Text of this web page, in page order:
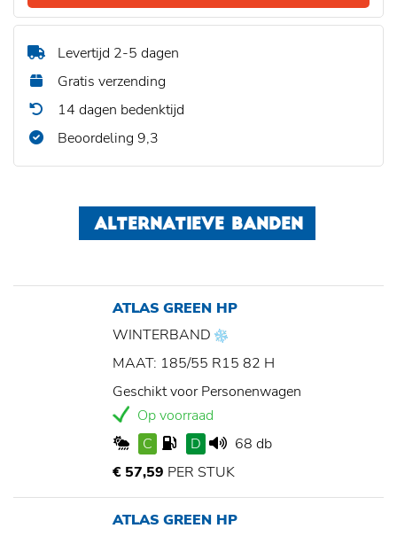
Levertijd 2-5 dagen
Gratis verzending
14 dagen bedenktijd
Beoordeling 9,3
ALTERNATIEVE BANDEN
ATLAS GREEN HP
WINTERBAND
MAAT: 185/55 R15 82 H
Geschikt voor Personenwagen
Op voorraad
C
D
68 db
€ 57,59 PER STUK
ATLAS GREEN HP